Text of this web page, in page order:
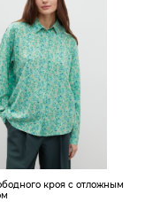
кроя с отложным